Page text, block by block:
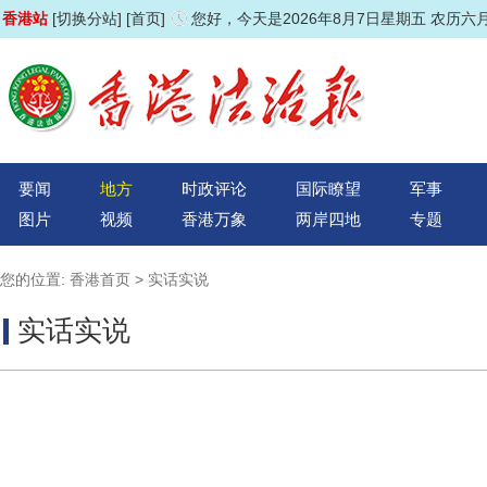
香港站 [切换分站] [首页] 您好，今天是2026年8月7日星期五 农历六
要闻 地方 时政评论 国际瞭望
军事
图片
视频 香港万象 两岸四地 专题
您的位置: 香港首页 > 实话实说
实话实说